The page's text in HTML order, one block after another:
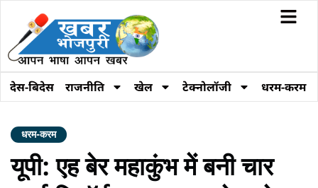
देस-बिदेस राजनीति खेल टेक्नोलॉजी धरम-करम
धरम-करम
यूपी: एह बेर महाकुंभ में बनी चार